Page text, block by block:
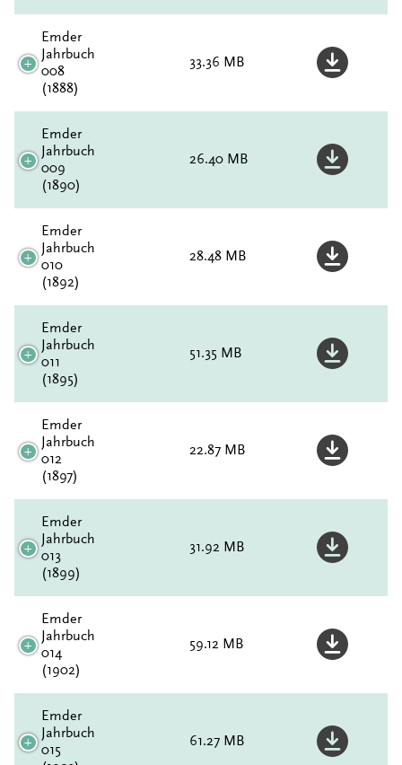
Emder
Jahrbuch
008
(1888)
33.36 MB
Emder
Jahrbuch
009
(1890)
26.40 MB
Emder
Jahrbuch
010
(1892)
28.48 MB
Emder
Jahrbuch
011
(1895)
51.35 MB
Emder
Jahrbuch
012
(1897)
22.87 MB
Emder
Jahrbuch
013
(1899)
31.92 MB
Emder
Jahrbuch
014
(1902)
59.12 MB
Emder
Jahrbuch
015
61.27 MB